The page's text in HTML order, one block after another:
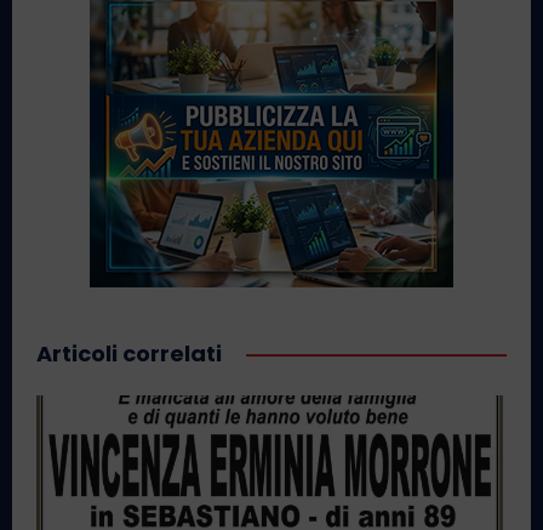
Articoli correlati